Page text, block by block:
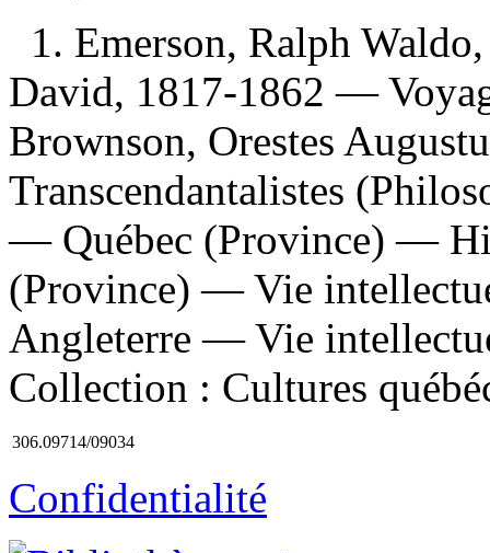
1. Emerson, Ralph
David, 1817-1862 —
Brownson, Orestes
Transcendantalistes
— Québec (Province) —
(Province) — Vie
Angleterre — Vie
Collection : Cultures
306.09714/09034
Confidentialité